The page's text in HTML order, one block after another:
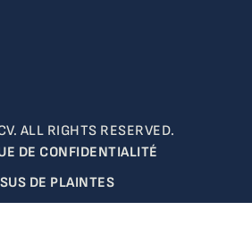
ALL RIGHTS RESERVED.
DE CONFIDENTIALITÉ
DE PLAINTES